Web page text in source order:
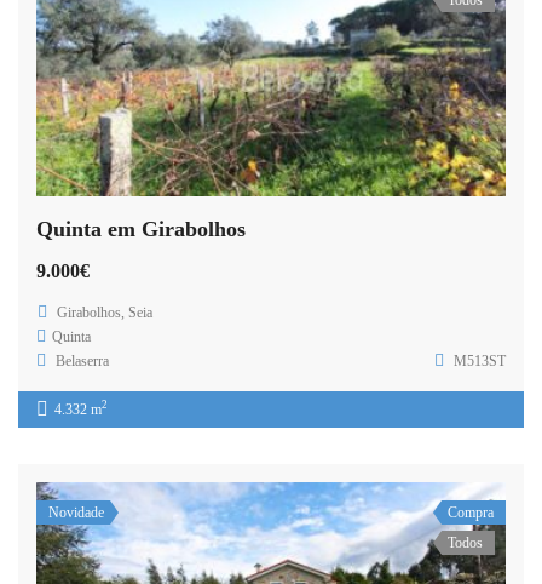
Quinta em Girabolhos
9.000€
Girabolhos, Seia
Quinta
Belaserra
M513ST
4.332 m2
Novidade
Compra
Todos